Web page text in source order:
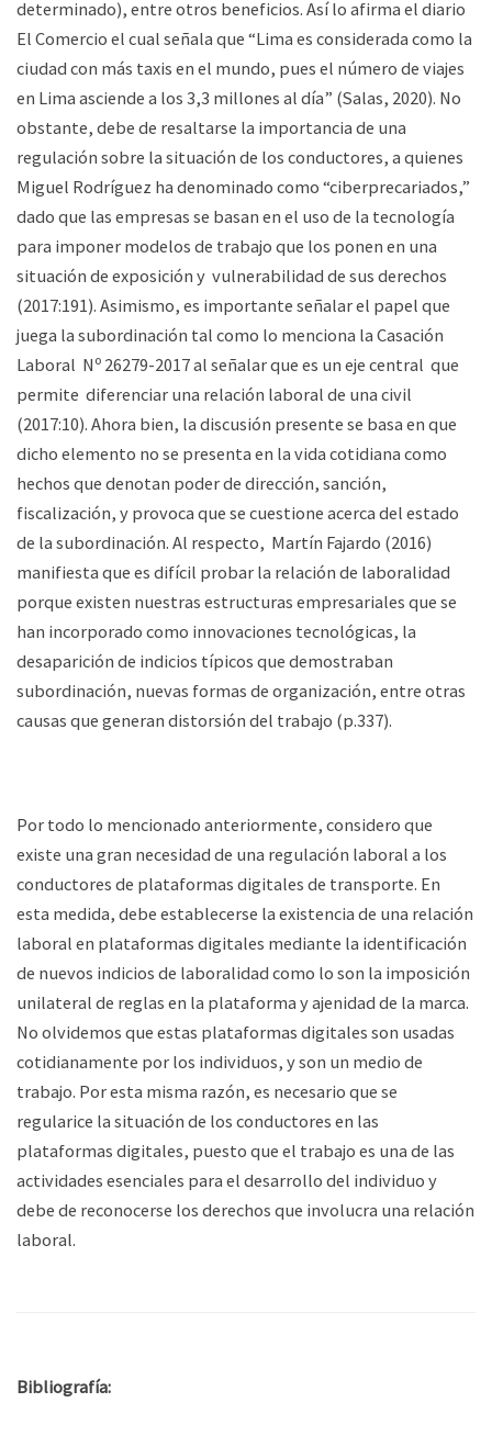
determinado), entre otros beneficios. Así lo afirma el diario
El Comercio el cual señala que “Lima es considerada como la
ciudad con más taxis en el mundo, pues el número de viajes
en Lima asciende a los 3,3 millones al día” (Salas, 2020). No
obstante, debe de resaltarse la importancia de una
regulación sobre la situación de los conductores, a quienes
Miguel Rodríguez ha denominado como “ciberprecariados,”
dado que las empresas se basan en el uso de la tecnología
para imponer modelos de trabajo que los ponen en una
situación de exposición y vulnerabilidad de sus derechos
(2017:191). Asimismo, es importante señalar el papel que
juega la subordinación tal como lo menciona la Casación
Laboral Nº 26279-2017 al señalar que es un eje central que
permite diferenciar una relación laboral de una civil
(2017:10). Ahora bien, la discusión presente se basa en que
dicho elemento no se presenta en la vida cotidiana como
hechos que denotan poder de dirección, sanción,
fiscalización, y provoca que se cuestione acerca del estado
de la subordinación. Al respecto, Martín Fajardo (2016)
manifiesta que es difícil probar la relación de laboralidad
porque existen nuestras estructuras empresariales que se
han incorporado como innovaciones tecnológicas, la
desaparición de indicios típicos que demostraban
subordinación, nuevas formas de organización, entre otras
causas que generan distorsión del trabajo (p.337).
Por todo lo mencionado anteriormente, considero que
existe una gran necesidad de una regulación laboral a los
conductores de plataformas digitales de transporte. En
esta medida, debe establecerse la existencia de una relación
laboral en plataformas digitales mediante la identificación
de nuevos indicios de laboralidad como lo son la imposición
unilateral de reglas en la plataforma y ajenidad de la marca.
No olvidemos que estas plataformas digitales son usadas
cotidianamente por los individuos, y son un medio de
trabajo. Por esta misma razón, es necesario que se
regularice la situación de los conductores en las
plataformas digitales, puesto que el trabajo es una de las
actividades esenciales para el desarrollo del individuo y
debe de reconocerse los derechos que involucra una relación
laboral.
Bibliografía: